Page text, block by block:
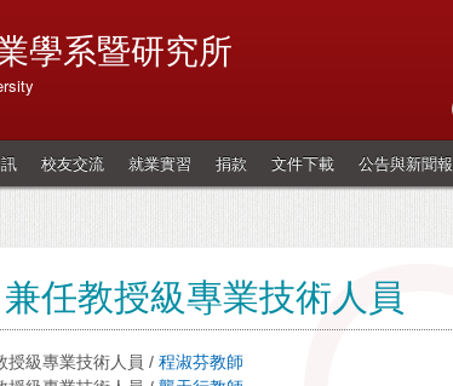
學系暨研究所
校友交流 就業實習 捐款 文件下載 公告與新聞
兼任教授級專業技術人員
授級專業技術人員 / 程淑芬教師